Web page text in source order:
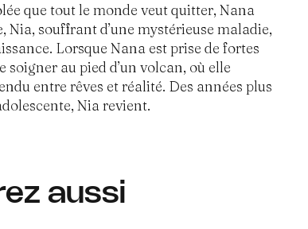
que tout le monde veut quitter, Nana
Nia, souffrant d’une mystérieuse maladie,
Lorsque Nana est prise de fortes
soigner au pied d’un volcan, où elle
entre rêves et réalité. Des années plus
Nia revient.
aussi